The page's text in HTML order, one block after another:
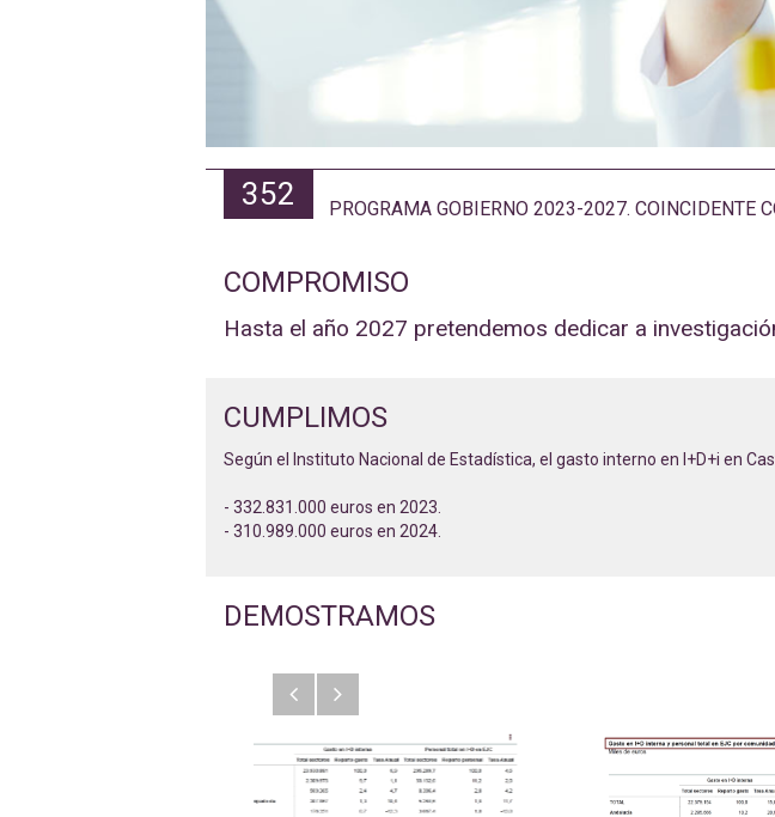
352 PROGRAMA GOBIERNO 2023-2027. COINCIDENTE
COMPROMISO
Hasta el año 2027 pretendemos dedicar a
CUMPLIMOS
Según el Instituto Nacional de Estadística, el gasto interno en I+D+i en
- 332.831.000 euros en 2023.
- 310.989.000 euros en 2024.
DEMOSTRAMOS
AnteriorSiguiente